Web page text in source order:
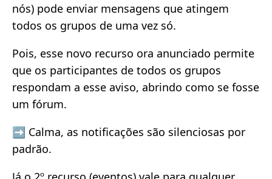
nós) pode enviar mensagens que atingem
todos os grupos de uma vez só.
Pois, esse novo recurso ora anunciado permite
que os participantes de todos os grupos
respondam a esse aviso, abrindo como se fosse
um fórum.
➡️ Calma, as notificações são silenciosas por
padrão.